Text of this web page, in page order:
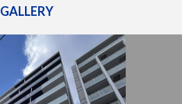
GALLERY